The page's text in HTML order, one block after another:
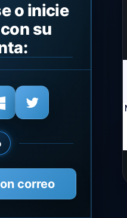
o inicie
su
correo